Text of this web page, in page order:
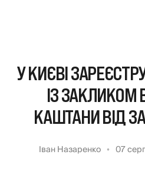
У КИЄВІ
ІЗ ЗАКЛИКОМ
КАШТАНИ ВІД
Іван Назаренко 07